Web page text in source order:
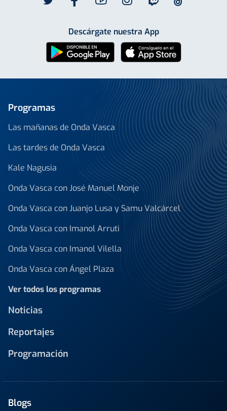
Descárgate nuestra App
Programas
Las mañanas de Onda Vasca
Las tardes de Onda Vasca
Kale Nagusia
Onda Vasca con José Manuel Monje
Onda Vasca con Juanjo Lusa y Samu Valcárcel
Onda Vasca con Imanol Arruti
Onda Vasca con Imanol Vilella
Onda Vasca con Ángel Plaza
Ver todos los programas
Noticias
Reportajes
Programación
Blogs